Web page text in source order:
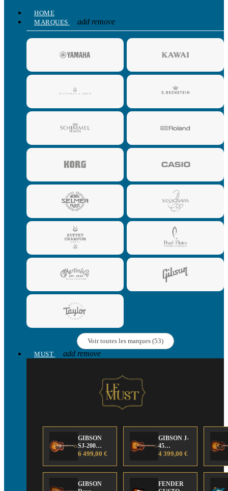
HOME
MARQUES
add remove
Voir toutes les marques (53)
MUST
add remove
GIBSON
SJ-200
Anniversary
Edition
6 499,00 €
GIBSON J-
45
Anniversary
Edition
4 399,00 €
GIBSON
FENDER